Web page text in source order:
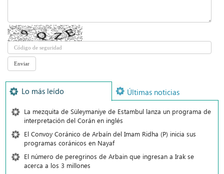
Lo más leído Últimas noticias
La mezquita de Süleymaniye de Estambul lanza un programa de
interpretación del Corán en inglés
El Convoy Coránico de Arbaín del Imam Ridha (P) inicia sus
programas coránicos en Nayaf
El número de peregrinos de Arbain que ingresan a Irak se
acerca a los 3 millones